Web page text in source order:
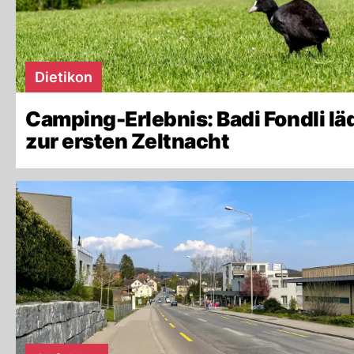
Dietikon
Camping-Erlebnis: Badi Fondli
zur ersten Zeltnacht